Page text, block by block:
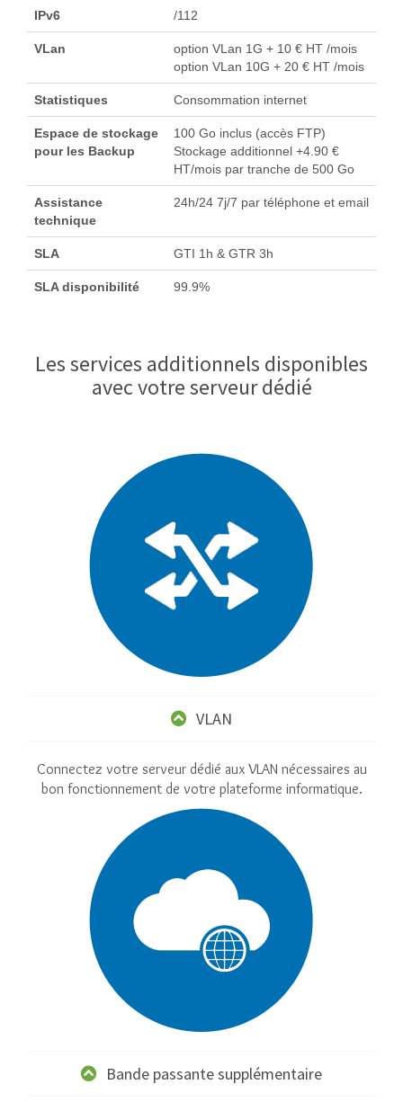
IPv6 /112
VLan
option VLan 1G + 10 € HT /mois
option VLan 10G + 20 € HT /mois
Statistiques Consommation internet
Espace de stockage
pour les Backup
100 Go inclus (accès FTP)
Stockage additionnel +4.90 €
HT/mois par tranche de 500 Go
Assistance
technique
24h/24 7j/7 par téléphone et email
SLA GTI 1h & GTR 3h
SLA disponibilité 99.9%
Les services additionnels disponibles
avec votre serveur dédié
VLAN
Connectez votre serveur dédié aux VLAN nécessaires au
bon fonctionnement de votre plateforme informatique.
Bande passante supplémentaire